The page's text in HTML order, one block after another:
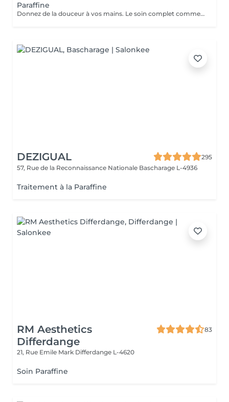
Paraffine
Donnez de la douceur à vos mains. Le soin complet commence par un gommage de l'avant bras et des mains, puis vous trempez vos mains dans un bain de paraffine chaude, ce masque va poser environ 15 min, puis vient le moment de la détente le modelage des mains, relaxation suprême. Résultat des mains douces comme une peau de bébé.
DEZIGUAL
295
57, Rue de la Reconnaissance Nationale Bascharage L-4936
Traitement à la Paraffine
RM Aesthetics
Differdange
83
21, Rue Emile Mark Differdange L-4620
Soin Paraffine